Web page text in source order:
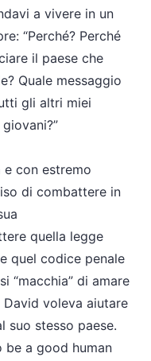
a vivere in un
“Perché? Perché
il paese che
Quale messaggio
gli altri miei
con estremo
di combattere in
quella legge
quel codice penale
“macchia” di amare
voleva aiutare
suo stesso paese.
be a good human